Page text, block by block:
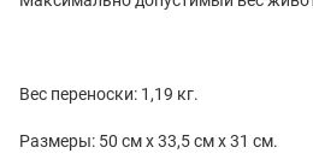
Вес переноски: 1,19 кг.
Размеры: 50 см х 33,5 см х 31 см.